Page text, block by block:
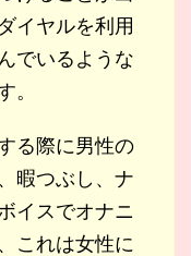
イヤルを利用
でいるような
。
る際に男性の
暇つぶし、ナ
イスでオナニ
これは女性に